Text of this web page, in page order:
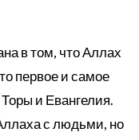
в том, что Аллах
первое и самое
и Евангелия.
с людьми, но